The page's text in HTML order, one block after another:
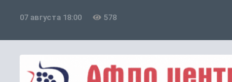
07 августа 18:00 578